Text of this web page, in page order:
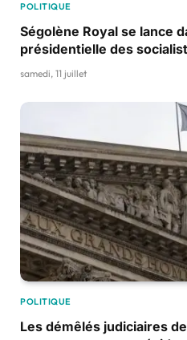
POLITIQUE
Ségolène Royal se lance
présidentielle des
samedi, 11 juillet
POLITIQUE
Les démêlés judiciaires